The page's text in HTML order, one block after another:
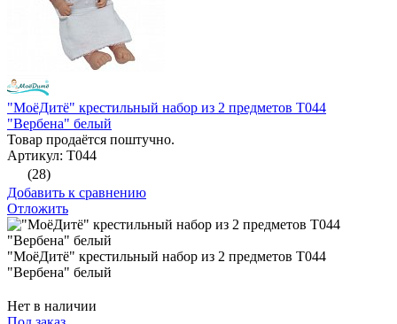
"МоёДитё" крестильный набор из 2 предметов Т044
"Вербена" белый
Товар продаётся поштучно.
Артикул: Т044
(28)
Добавить к сравнению
Отложить
"МоёДитё" крестильный набор из 2 предметов Т044
"Вербена" белый
Нет в наличии